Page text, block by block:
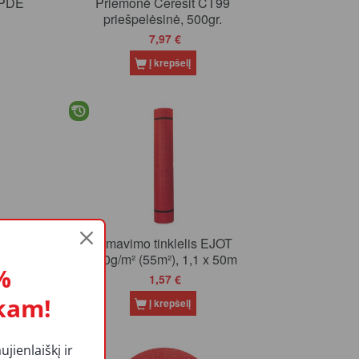
priešpelėsinė, 500gr.
7,97 €
Į krepšelį
Armavimo tinklelis EJOT
200g/m² (55m²), 1,1 x 50m
1,57 €
Į krepšelį
ir